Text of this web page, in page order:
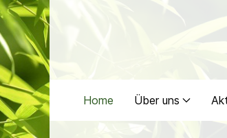
Home Über uns